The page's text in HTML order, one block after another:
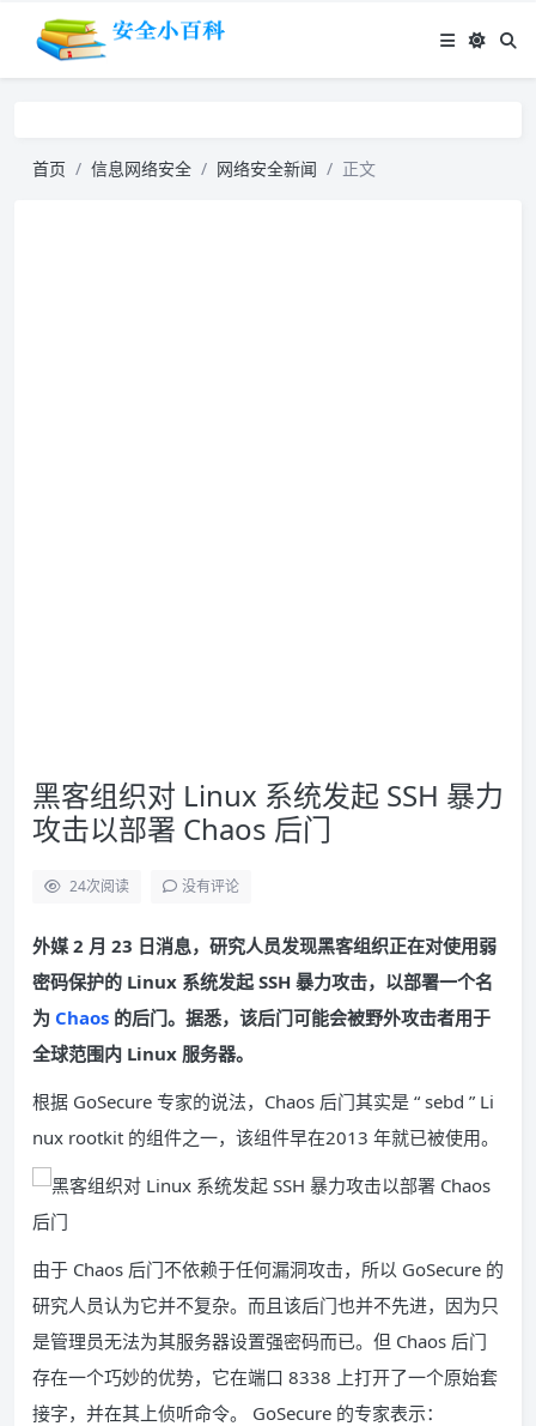
首页 信息网络安全 网络安全新闻 正文
黑客组织对 Linux 系统发起 SSH 暴力
攻击以部署 Chaos 后门
24次阅读 没有评论
外媒 2 月 23 日消息，研究人员发现黑客组织正在对使用弱
密码保护的 Linux 系统发起 SSH 暴力攻击，以部署一个名
为 Chaos 的后门。据悉，该后门可能会被野外攻击者用于
全球范围内 Linux 服务器。
根据 GoSecure 专家的说法，Chaos 后门其实是 “ sebd ” Li
nux rootkit 的组件之一，该组件早在2013 年就已被使用。
由于 Chaos 后门不依赖于任何漏洞攻击，所以 GoSecure 的
研究人员认为它并不复杂。而且该后门也并不先进，因为只
是管理员无法为其服务器设置强密码而已。但 Chaos 后门
存在一个巧妙的优势，它在端口 8338 上打开了一个原始套
接字，并在其上侦听命令。 GoSecure 的专家表示：